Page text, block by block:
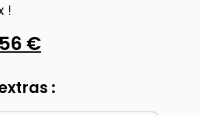
!
€Le
actuel
: